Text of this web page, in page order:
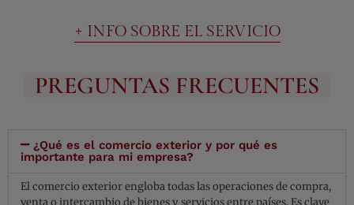
+ INFO SOBRE EL SERVICIO
PREGUNTAS FRECUENTES
¿Qué es el comercio exterior y por qué es
importante para mi empresa?
El comercio exterior engloba todas las operaciones de compra,
venta o intercambio de bienes y servicios entre países. Es clave